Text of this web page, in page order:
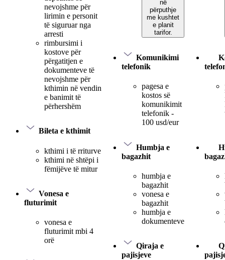
nevojshme për
lirimin e personit
të siguruar nga
arresti
rimbursimi i
kostove për
përgatitjen e
dokumenteve të
nevojshme për
kthimin në vendin
e banimit të
përhershëm
Bileta e kthimit
kthimi i të rriturve
kthimi në shtëpi i
fëmijëve të mitur
Vonesa e
fluturimit
vonesa e
fluturimit mbi 4
orë
në
përputhje
me kushtet
e planit
tarifor.
Komunikimi
telefonik
pagesa e
kostos së
komunikimit
telefonik -
100 usd/eur
Humbja e
bagazhit
humbja e
bagazhit
vonesa e
bagazhit
humbja e
dokumenteve
Qiraja e
pajisjeve